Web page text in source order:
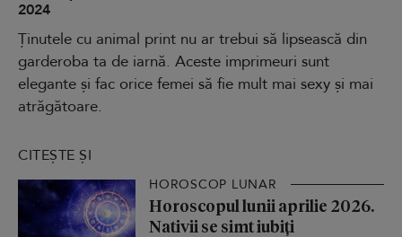
2024
Ținutele cu animal print nu ar trebui să lipsească din
garderoba ta de iarnă. Aceste imprimeuri sunt
elegante și fac orice femei să fie mult mai sexy și mai
atrăgătoare.
CITEȘTE ȘI
HOROSCOP LUNAR
Horoscopul lunii aprilie 2026.
Nativii se simt iubiți